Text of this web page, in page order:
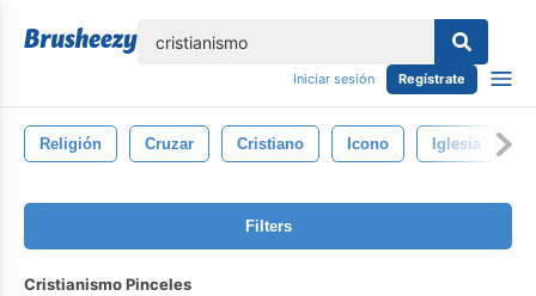
Iniciar sesión Regístrate
Religión Cruzar Cristiano Icono Iglesia
Filters
Cristianismo Pinceles